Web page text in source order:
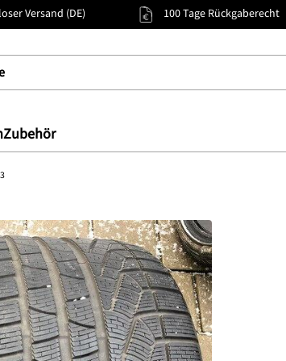
Versand (DE) 100 Tage Rückgaberecht
Zubehör